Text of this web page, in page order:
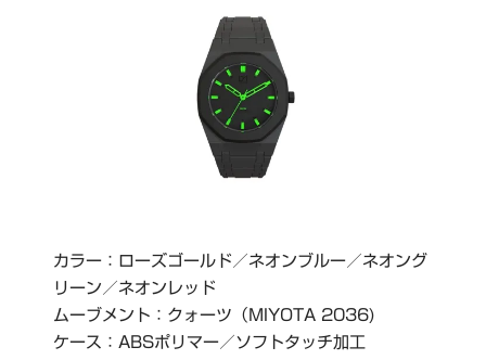
カラー：ローズゴールド／ネオンブルー／ネオング
リーン／ネオンレッド
ムーブメント：クォーツ（MIYOTA 2036)
ケース：ABSポリマー／ソフトタッチ加工